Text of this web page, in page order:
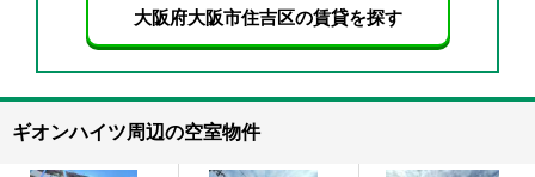
大阪府大阪市住吉区の賃貸を探す
ギオンハイツ周辺の空室物件